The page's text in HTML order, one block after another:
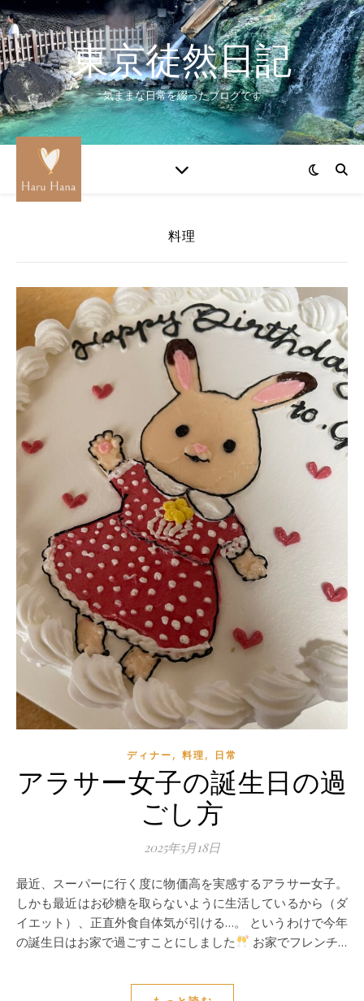
東京徒然日記
気ままな日常を綴ったブログです
料理
ディナー, 料理, 日常
アラサー女子の誕生日の過
ごし方
2025年5月18日
最近、スーパーに行く度に物価高を実感するアラサー女子。
しかも最近はお砂糖を取らないように生活しているから（ダ
イエット）、正直外食自体気が引ける…。 というわけで今年
の誕生日はお家で過ごすことにしました
お家でフレンチ…